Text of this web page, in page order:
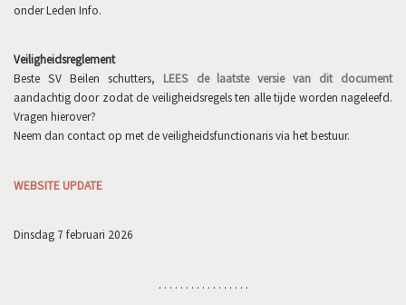
onder Leden Info.
Veiligheidsreglement
Beste SV Beilen schutters, LEES de laatste versie van dit document
aandachtig door zodat de veiligheidsregels ten alle tijde worden nageleefd.
Vragen hierover?
Neem dan contact op met de veiligheidsfunctionaris via het bestuur.
WEBSITE UPDATE
Dinsdag 7 februari 2026
. . . . . . . . . . . . . . . . .